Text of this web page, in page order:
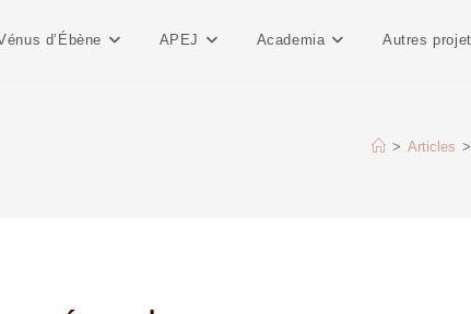
d’Ébène APEJ Academia Autres
> Articles >